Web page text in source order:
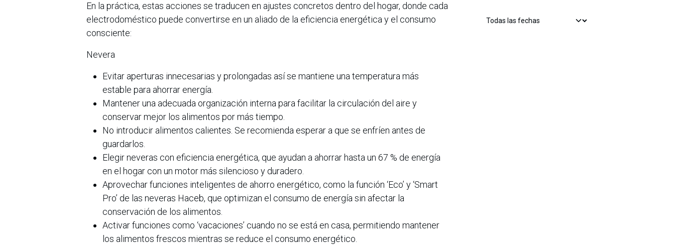
En la práctica, estas acciones se traducen en ajustes concretos dentro del hogar, donde cada
electrodoméstico puede convertirse en un aliado de la eficiencia energética y el consumo
consciente:
Nevera
Evitar aperturas innecesarias y prolongadas así se mantiene una temperatura más
estable para ahorrar energía.
Mantener una adecuada organización interna para facilitar la circulación del aire y
conservar mejor los alimentos por más tiempo.
No introducir alimentos calientes. Se recomienda esperar a que se enfríen antes de
guardarlos.
Elegir neveras con eficiencia energética, que ayudan a ahorrar hasta un 67 % de energía
en el hogar con un motor más silencioso y duradero.
Aprovechar funciones inteligentes de ahorro energético, como la función ‘Eco’ y ‘Smart
Pro’ de las neveras Haceb, que optimizan el consumo de energía sin afectar la
conservación de los alimentos.
Activar funciones como ‘vacaciones’ cuando no se está en casa, permitiendo mantener
los alimentos frescos mientras se reduce el consumo energético.